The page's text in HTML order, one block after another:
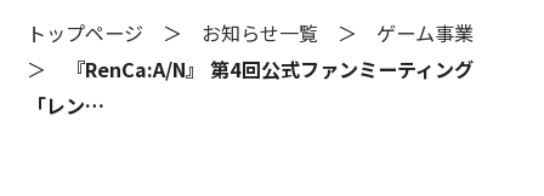
トップページ ＞ お知らせ一覧 ＞ ゲーム事業
＞
『RenCa:A/N』 第4回公式ファンミーティング
「レン…